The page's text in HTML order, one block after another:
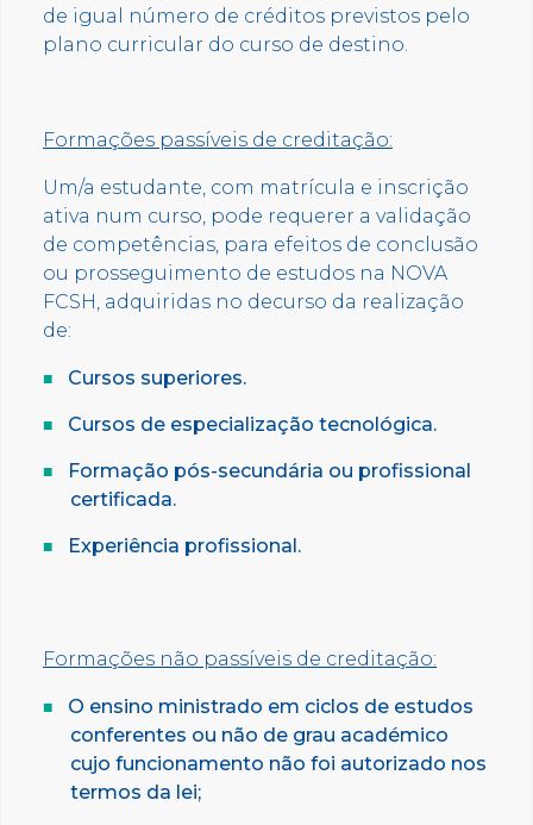
de igual número de créditos previstos pelo
plano curricular do curso de destino.
Formações passíveis de creditação:
Um/a estudante, com matrícula e inscrição
ativa num curso, pode requerer a validação
de competências, para efeitos de conclusão
ou prosseguimento de estudos na NOVA
FCSH, adquiridas no decurso da realização
de:
Cursos superiores.
Cursos de especialização tecnológica.
Formação pós-secundária ou profissional
certificada.
Experiência profissional.
Formações não passíveis de creditação:
O ensino ministrado em ciclos de estudos
conferentes ou não de grau académico
cujo funcionamento não foi autorizado nos
termos da lei;